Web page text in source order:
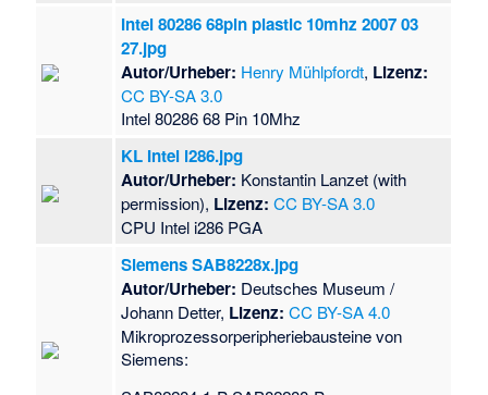
Intel 80286 68pin plastic 10mhz 2007 03
27.jpg
Autor/Urheber: Henry Mühlpfordt, Lizenz:
CC BY-SA 3.0
Intel 80286 68 Pin 10Mhz
KL Intel i286.jpg
Autor/Urheber: Konstantin Lanzet (with
permission), Lizenz: CC BY-SA 3.0
CPU Intel i286 PGA
Siemens SAB8228x.jpg
Autor/Urheber: Deutsches Museum /
Johann Detter, Lizenz: CC BY-SA 4.0
Mikroprozessorperipheriebausteine von
Siemens: